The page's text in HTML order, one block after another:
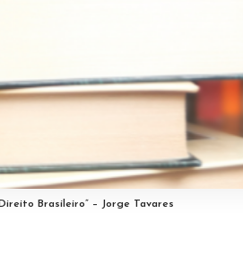
Brasileiro” – Jorge Tavares